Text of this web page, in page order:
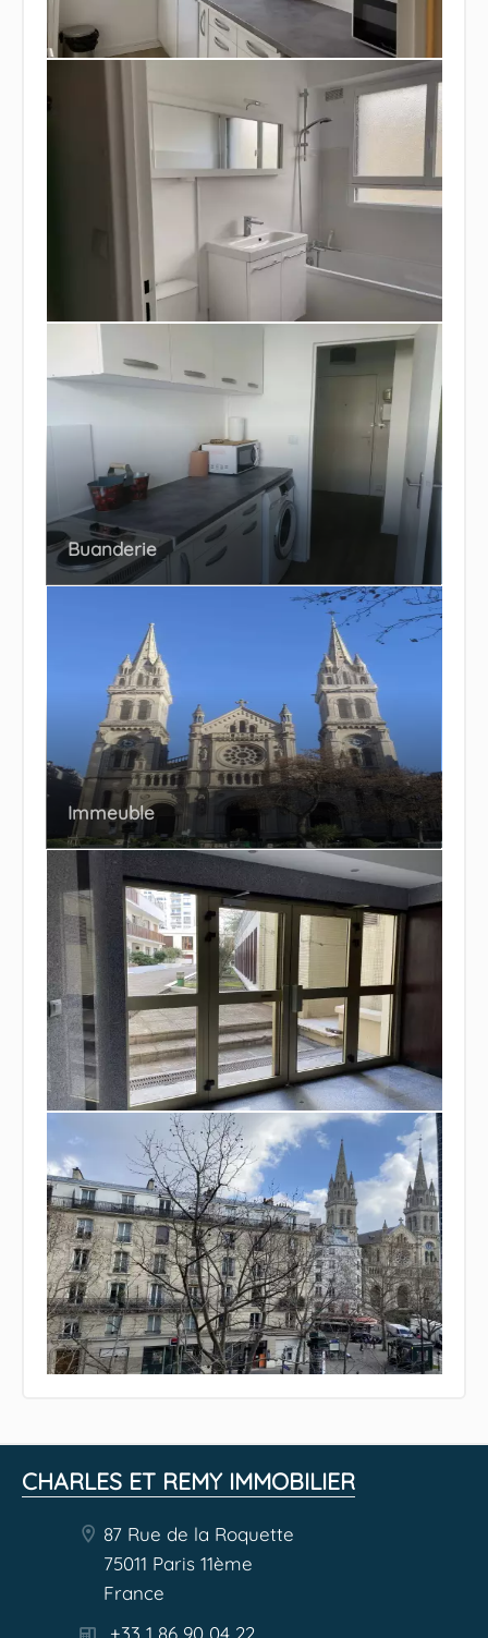
Buanderie
Immeuble
CHARLES ET REMY IMMOBILIER
87 Rue de la Roquette
75011 Paris 11ème
France
+33 1 86 90 04 22